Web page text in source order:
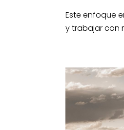
Este enfoque
y trabajar con